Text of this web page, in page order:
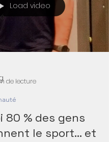
Load video
de lecture
80 % des gens
le sport… et